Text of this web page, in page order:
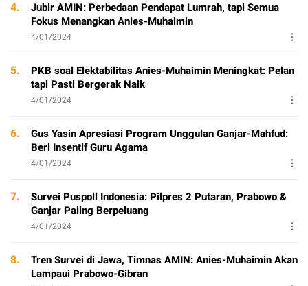
4.
Jubir AMIN: Perbedaan Pendapat Lumrah, tapi Semua
Fokus Menangkan Anies-Muhaimin
4/01/2024
5.
PKB soal Elektabilitas Anies-Muhaimin Meningkat: Pelan
tapi Pasti Bergerak Naik
4/01/2024
6.
Gus Yasin Apresiasi Program Unggulan Ganjar-Mahfud:
Beri Insentif Guru Agama
4/01/2024
7.
Survei Puspoll Indonesia: Pilpres 2 Putaran, Prabowo &
Ganjar Paling Berpeluang
4/01/2024
8.
Tren Survei di Jawa, Timnas AMIN: Anies-Muhaimin Akan
Lampaui Prabowo-Gibran